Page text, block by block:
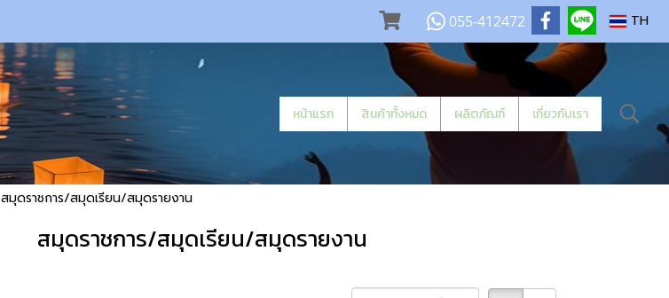
055-412472 TH
หน้าแรก สินค้าทั้งหมด ผลิตภัณฑ์ เกี่ยวกับเรา
สมุดราชการ/สมุดเรียน/สมุดรายงาน
สมุดราชการ/สมุดเรียน/สมุดรายงาน